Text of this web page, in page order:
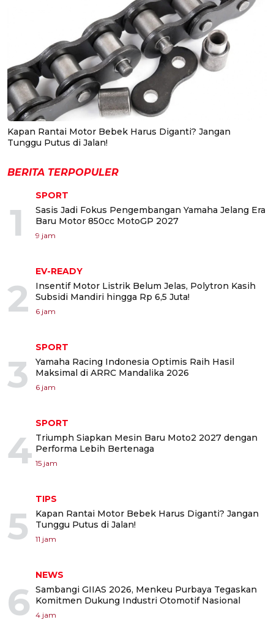
Kapan Rantai Motor Bebek Harus Diganti? Jangan
Tunggu Putus di Jalan!
BERITA TERPOPULER
1
SPORT
Sasis Jadi Fokus Pengembangan Yamaha Jelang Era
Baru Motor 850cc MotoGP 2027
9 jam
2
EV-READY
Insentif Motor Listrik Belum Jelas, Polytron Kasih
Subsidi Mandiri hingga Rp 6,5 Juta!
6 jam
3
SPORT
Yamaha Racing Indonesia Optimis Raih Hasil
Maksimal di ARRC Mandalika 2026
6 jam
4
SPORT
Triumph Siapkan Mesin Baru Moto2 2027 dengan
Performa Lebih Bertenaga
15 jam
5
TIPS
Kapan Rantai Motor Bebek Harus Diganti? Jangan
Tunggu Putus di Jalan!
11 jam
6
NEWS
Sambangi GIIAS 2026, Menkeu Purbaya Tegaskan
Komitmen Dukung Industri Otomotif Nasional
4 jam